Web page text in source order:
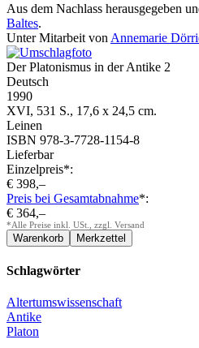
Aus dem Nachlass herausgegeben
Baltes.
Unter Mitarbeit von Annemarie
Der Platonismus in der Antike 2
Deutsch
1990
XVI, 531 S., 17,6 x 24,5 cm.
Leinen
ISBN 978-3-7728-1154-8
Lieferbar
Einzelpreis*:
€ 398,–
Preis bei Gesamtabnahme*:
€ 364,–
*Alle Preise inkl. USt., zzgl. Versand
Schlagwörter
Altertumswissenschaft
Antike
Platon